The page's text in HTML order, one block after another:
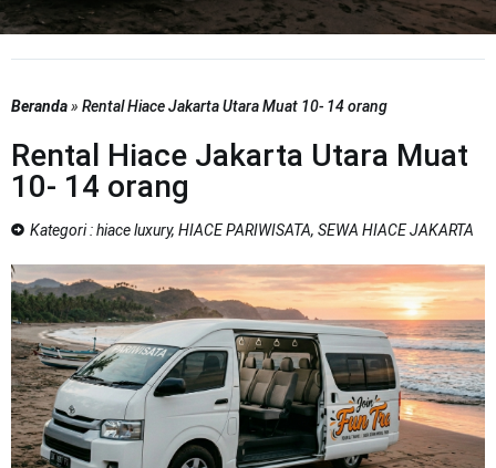
Beranda» Rental Hiace Jakarta Utara Muat 10- 14 orang
Rental Hiace Jakarta Utara Muat
10- 14 orang
Kategori :hiace luxury, HIACE PARIWISATA, SEWA HIACE JAKARTA